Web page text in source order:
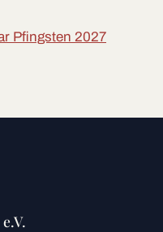
Pfingsten 2027